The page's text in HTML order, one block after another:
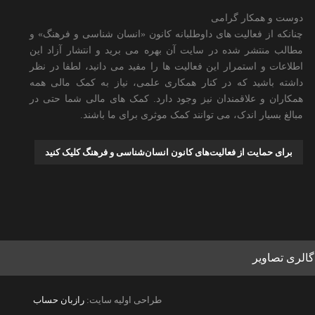
دوست و همکار گرامی
چنانکه از فعالیت های داوطلبانه کانون «انسان شناسی و فرهنگ» و
مطالب منتشر شده در سایت آن بهره می برید و انتشار آزاد این
اطلاعات و استمرار این فعالیت ها را مفید می دانید، لطفا در نظر
داشته باشید که در کنار همکاری علمی، نیاز به کمک مالی همه
همکاران و علاقمندان نیز وجود دارد. کمک های مالی شما حتی در
مبالغ بسیار اندک، می توانند کمک موثری برای ما باشند.
برای حمایت از فعالیت‌های کانون انسان‌شناسی و فرهنگ کلیک کنید
گالری تصاویر
طراحی اولیه سایت: رازبان حساب